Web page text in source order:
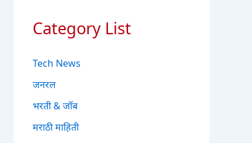
Category List
Tech News
जनरल
भरती & जॉब
मराठी माहिती